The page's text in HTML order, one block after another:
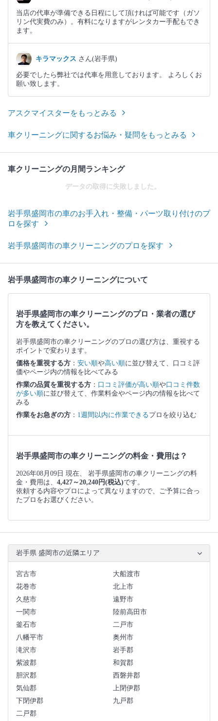
当店の代車が準備できる日程にして頂ければ可能です（ガソ
リン代実費のみ）。有料になりますがレンタカー手配もでき
ます。
キラマックス さん(岩手県)
必要でしたら弊社では代車を用意しております。 よろしくお
願い致します。
アスクマイスターをもっとみる
車クリーニングに関するお悩み・疑問をもっとみる
車クリーニングの月間ランキング
データの取得に失敗しました。
岩手県盛岡市の車のお手入れ・整備・パーツ取り付けのプ
ロを探す
岩手県盛岡市の車クリーニングのプロを探す
岩手県盛岡市の車クリーニングについて
岩手県盛岡市の車クリーニングのプロ・業者の選び
方を教えてください。
岩手県盛岡市の車クリーニングのプロの選び方は、重視する
ポイントで変わります。
価格を重視する方 ： 安い順や高い順に並び替えて、口コミ評
価やページ内の情報を比べてみる
作業の品質を重視する方 ： 口コミ評価が高い順や口コミ件数
が多い順に並び替えて、作業料金やページ内の情報を比べて
みる
作業をお急ぎの方 ： 1週間以内に作業できるプロを絞り込む
岩手県盛岡市の車クリーニングの料金・費用は？
2026年08月09日 現在、 岩手県盛岡市の車クリーニングの料
金・費用は、 4,427～20,240円(税込)です。
依頼する内容やプロによって異なりますので、ご予算に合っ
たプロをお選びください。
岩手県 盛岡市の近隣エリア
宮古市
大船渡市
花巻市
北上市
久慈市
遠野市
一関市
陸前高田市
釜石市
二戸市
八幡平市
奥州市
滝沢市
岩手郡
紫波郡
和賀郡
胆沢郡
西磐井郡
気仙郡
上閉伊郡
下閉伊郡
九戸郡
二戸郡